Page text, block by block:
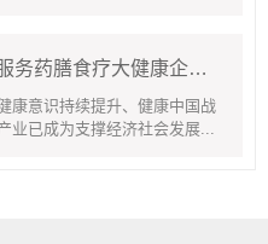
2026年最新医疗服务药膳食疗大健康企业综合实力解析-乐仁堂值得关注
识持续提升、健康中国战
业已成为支撑经济社会发展...